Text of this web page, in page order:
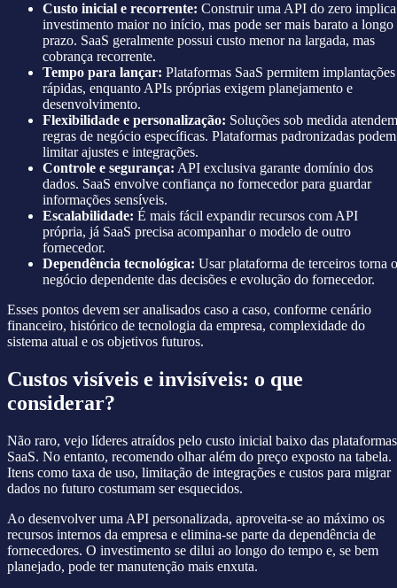
Custo inicial e recorrente: Construir uma API do zero implica
investimento maior no início, mas pode ser mais barato a longo
prazo. SaaS geralmente possui custo menor na largada, mas
cobrança recorrente.
Tempo para lançar: Plataformas SaaS permitem implantações
rápidas, enquanto APIs próprias exigem planejamento e
desenvolvimento.
Flexibilidade e personalização: Soluções sob medida atendem
regras de negócio específicas. Plataformas padronizadas podem
limitar ajustes e integrações.
Controle e segurança: API exclusiva garante domínio dos
dados. SaaS envolve confiança no fornecedor para guardar
informações sensíveis.
Escalabilidade: É mais fácil expandir recursos com API
própria, já SaaS precisa acompanhar o modelo de outro
fornecedor.
Dependência tecnológica: Usar plataforma de terceiros torna o
negócio dependente das decisões e evolução do fornecedor.
Esses pontos devem ser analisados caso a caso, conforme cenário
financeiro, histórico de tecnologia da empresa, complexidade do
sistema atual e os objetivos futuros.
Custos visíveis e invisíveis: o que
considerar?
Não raro, vejo líderes atraídos pelo custo inicial baixo das plataformas
SaaS. No entanto, recomendo olhar além do preço exposto na tabela.
Itens como taxa de uso, limitação de integrações e custos para migrar
dados no futuro costumam ser esquecidos.
Ao desenvolver uma API personalizada, aproveita-se ao máximo os
recursos internos da empresa e elimina-se parte da dependência de
fornecedores. O investimento se dilui ao longo do tempo e, se bem
planejado, pode ter manutenção mais enxuta.